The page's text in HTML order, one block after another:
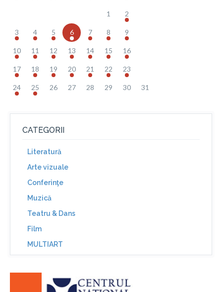
1 2
3 4 5 6 7 8 9
10 11 12 13 14 15 16
17 18 19 20 21 22 23
24 25 26 27 28 29 30 31
CATEGORII
Literatură
Arte vizuale
Conferinţe
Muzică
Teatru & Dans
Film
MULTIART